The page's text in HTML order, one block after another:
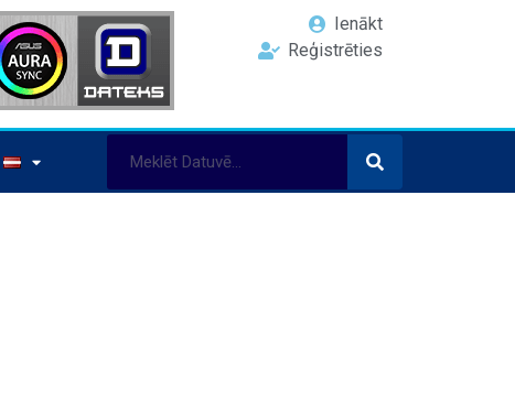
Ienākt
Reģistrēties